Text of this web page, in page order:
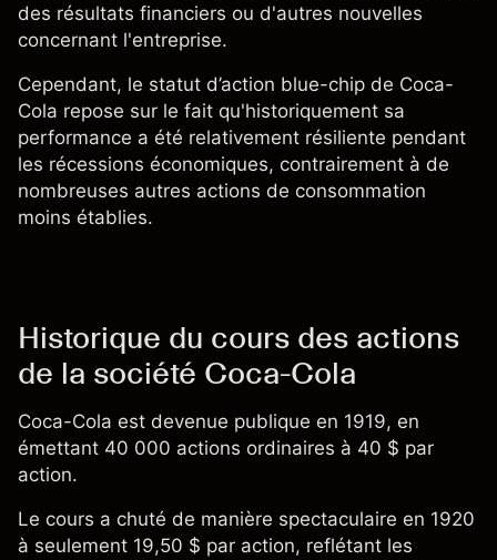
des résultats financiers ou d'autres nouvelles
concernant l'entreprise.
Cependant, le statut d’action blue-chip de Coca-
Cola repose sur le fait qu'historiquement sa
performance a été relativement résiliente pendant
les récessions économiques, contrairement à de
nombreuses autres actions de consommation
moins établies.
Historique du cours des actions
de la société Coca-Cola
Coca-Cola est devenue publique en 1919, en
émettant 40 000 actions ordinaires à 40 $ par
action.
Le cours a chuté de manière spectaculaire en 1920
à seulement 19,50 $ par action, reflétant les